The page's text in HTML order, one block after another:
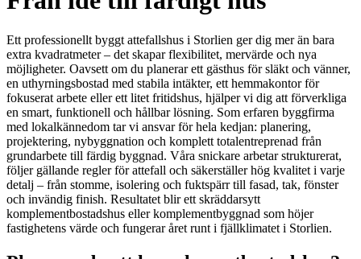
Ett professionellt byggt attefallshus i Storlien ger dig mer än bara
extra kvadratmeter – det skapar flexibilitet, mervärde och nya
möjligheter. Oavsett om du planerar ett gästhus för släkt och vänner,
en uthyrningsbostad med stabila intäkter, ett hemmakontor för
fokuserat arbete eller ett litet fritidshus, hjälper vi dig att förverkliga
en smart, funktionell och hållbar lösning. Som erfaren byggfirma
med lokalkännedom tar vi ansvar för hela kedjan: planering,
projektering, nybyggnation och komplett totalentreprenad från
grundarbete till färdig byggnad. Våra snickare arbetar strukturerat,
följer gällande regler för attefall och säkerställer hög kvalitet i varje
detalj – från stomme, isolering och fuktspärr till fasad, tak, fönster
och invändig finish. Resultatet blir ett skräddarsytt
komplementbostadshus eller komplementbyggnad som höjer
fastighetens värde och fungerar året runt i fjällklimatet i Storlien.